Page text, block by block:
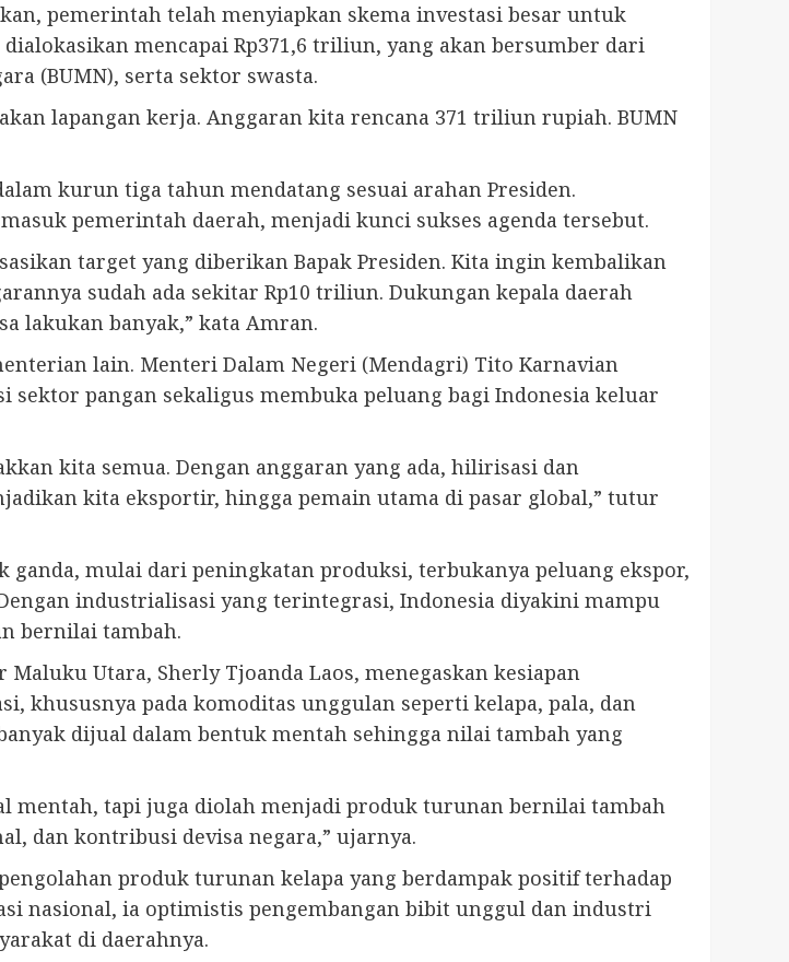
pemerintah telah menyiapkan skema investasi besar untuk
mencapai Rp371,6 triliun, yang akan bersumber dari
(BUMN), serta sektor swasta.
lapangan kerja. Anggaran kita rencana 371 triliun rupiah. BUMN
kurun tiga tahun mendatang sesuai arahan Presiden.
pemerintah daerah, menjadi kunci sukses agenda tersebut.
target yang diberikan Bapak Presiden. Kita ingin kembalikan
sudah ada sekitar Rp10 triliun. Dukungan kepala daerah
lakukan banyak,” kata Amran.
lain. Menteri Dalam Negeri (Mendagri) Tito Karnavian
pangan sekaligus membuka peluang bagi Indonesia keluar
kita semua. Dengan anggaran yang ada, hilirisasi dan
kita eksportir, hingga pemain utama di pasar global,” tutur
mulai dari peningkatan produksi, terbukanya peluang ekspor,
industrialisasi yang terintegrasi, Indonesia diyakini mampu
bernilai tambah.
Utara, Sherly Tjoanda Laos, menegaskan kesiapan
pada komoditas unggulan seperti kelapa, pala, dan
dijual dalam bentuk mentah sehingga nilai tambah yang
mentah, tapi juga diolah menjadi produk turunan bernilai tambah
dan kontribusi devisa negara,” ujarnya.
produk turunan kelapa yang berdampak positif terhadap
nasional, ia optimistis pengembangan bibit unggul dan industri
di daerahnya.